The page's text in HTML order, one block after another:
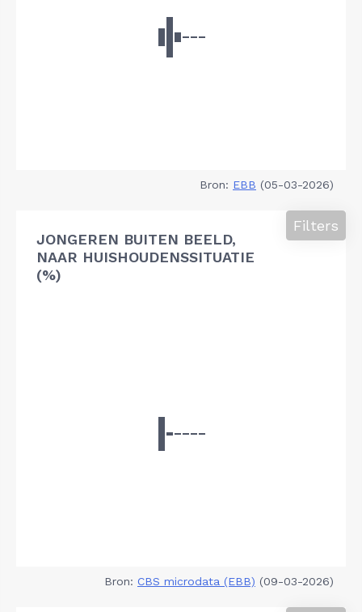
Bron: EBB (05-03-2026)
JONGEREN BUITEN BEELD,
NAAR HUISHOUDENSSITUATIE
(%)
Filters
Bron: CBS microdata (EBB) (09-03-2026)